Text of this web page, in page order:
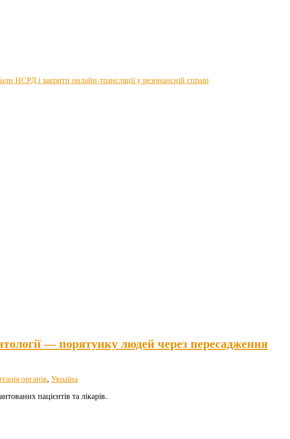
НСРД і закрити онлайн-трансляції у резонансній справі
— порятунку людей через пересадження
органів, Україна
пацієнтів та лікарів.